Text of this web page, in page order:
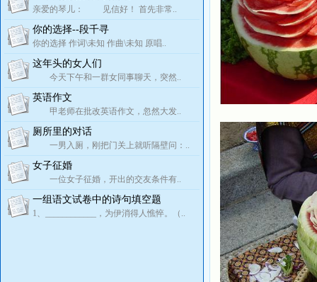
亲爱的琴儿： 见信好！ 首先非常..
你的选择--段千寻
你的选择 作词\未知 作曲\未知 原唱..
这年头的女人们
今天下午和一群女同事聊天，突然..
英语作文
甲老师在批改英语作文，忽然大发..
厕所里的对话
一男入厕，刚把门关上就听隔壁问：..
女子征婚
一位女子征婚，开出的交友条件有..
一组语文试卷中的诗句填空题
1、____________，为伊消得人憔悴。（..